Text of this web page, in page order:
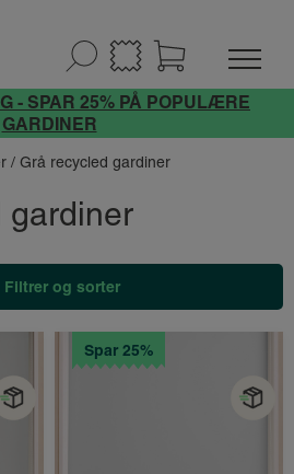
- SPAR 25% PÅ POPULÆRE
GARDINER
/ Grå recycled gardiner
gardiner
Filtrer og sorter
Spar 25%